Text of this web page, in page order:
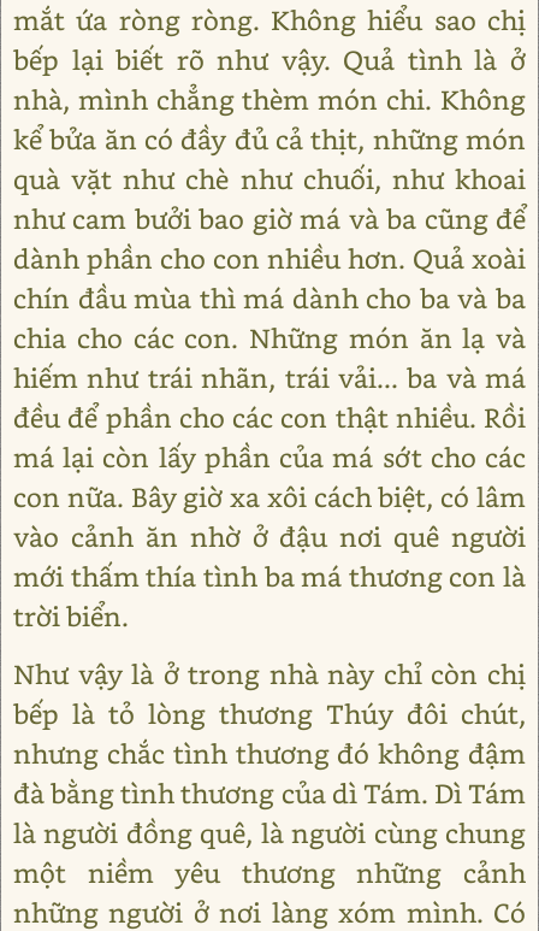
mắt ứa ròng ròng. Không hiểu sao chị
bếp lại biết rõ như vậy. Quả tình là ở
nhà, mình chẳng thèm món chi. Không
kể bửa ăn có đầy đủ cả thịt, những món
quà vặt như chè như chuối, như khoai
như cam bưởi bao giờ má và ba cũng để
dành phần cho con nhiều hơn. Quả xoài
chín đầu mùa thì má dành cho ba và ba
chia cho các con. Những món ăn lạ và
hiếm như trái nhãn, trái vải... ba và má
đều để phần cho các con thật nhiều. Rồi
má lại còn lấy phần của má sớt cho các
con nữa. Bây giờ xa xôi cách biệt, có lâm
vào cảnh ăn nhờ ở đậu nơi quê người
mới thấm thía tình ba má thương con là
trời biển.
Như vậy là ở trong nhà này chỉ còn chị
bếp là tỏ lòng thương Thúy đôi chút,
nhưng chắc tình thương đó không đậm
đà bằng tình thương của dì Tám. Dì Tám
là người đồng quê, là người cùng chung
một niềm yêu thương những cảnh
những người ở nơi làng xóm mình. Có